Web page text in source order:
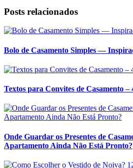
Posts relacionados
Apartamento Ainda Não Está Pronto?